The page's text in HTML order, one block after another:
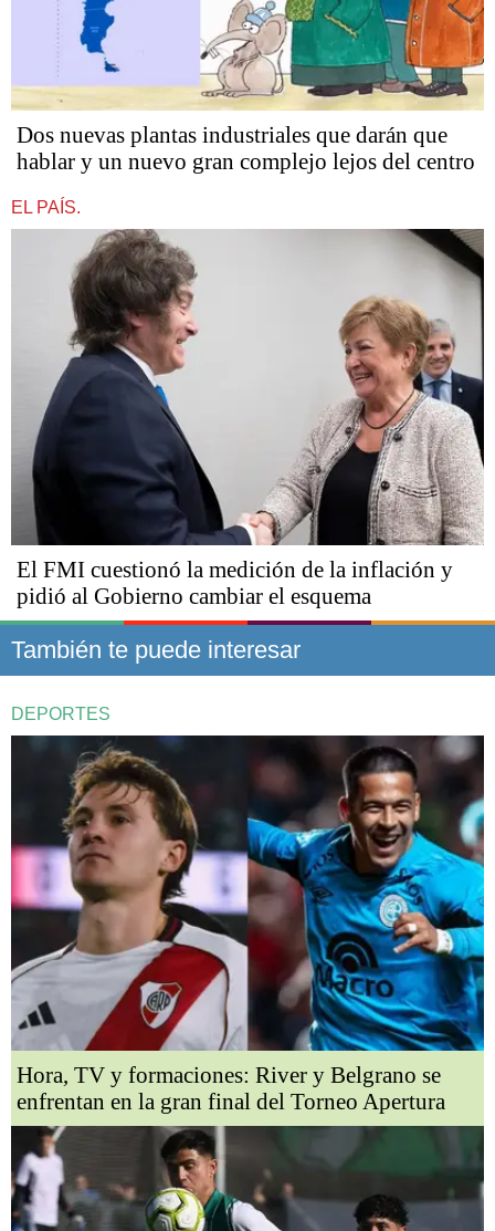
Dos nuevas plantas industriales que darán que
hablar y un nuevo gran complejo lejos del centro
EL PAÍS.
El FMI cuestionó la medición de la inflación y
pidió al Gobierno cambiar el esquema
También te puede interesar
DEPORTES
Hora, TV y formaciones: River y Belgrano se
enfrentan en la gran final del Torneo Apertura